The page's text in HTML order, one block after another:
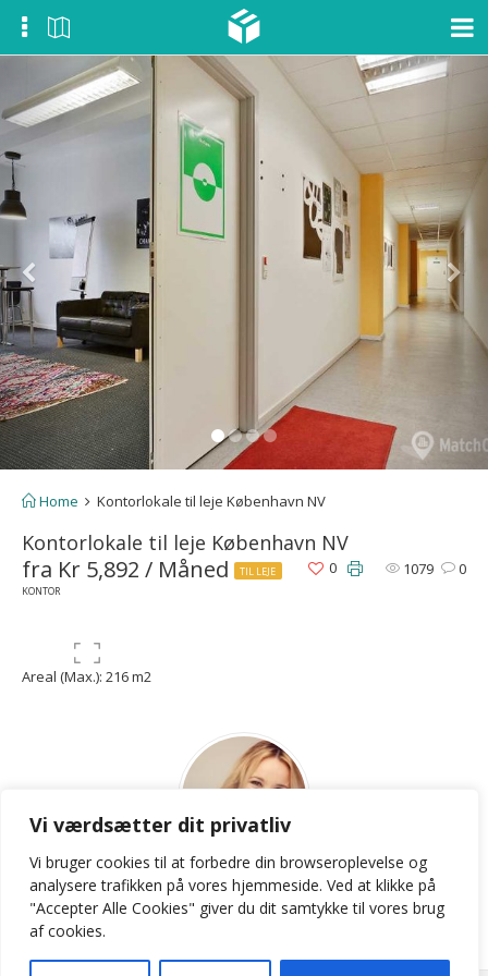
Vi værdsætter dit privatliv
Vi bruger cookies til at forbedre din browseroplevelse og
analysere trafikken på vores hjemmeside. Ved at klikke på
"Accepter Alle Cookies" giver du dit samtykke til vores brug
af cookies.
Home Kontorlokale til leje København NV
Kontorlokale til leje København NV
fra Kr 5,892 / Måned
TIL LEJE
KONTOR
1079 0
0
Areal (Max.): 216 m2
LKB
Contact Agent